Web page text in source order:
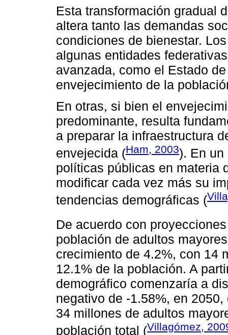
Esta transformación gradual
altera tanto las demandas
condiciones de bienestar.
algunas entidades
avanzada, como el Estado
envejecimiento de la
En otras, si bien el
predominante, resulta
a preparar la infraestructura
envejecida (Ham, 2003). En
políticas públicas en materia
modificar cada vez más su
tendencias demográficas (
De acuerdo con
población de adultos
crecimiento de 4.2%, con 14
12.1% de la población. A
demográfico comenzaría a
negativo de -1.58%, en
34 millones de adultos
población total (Villagómez,